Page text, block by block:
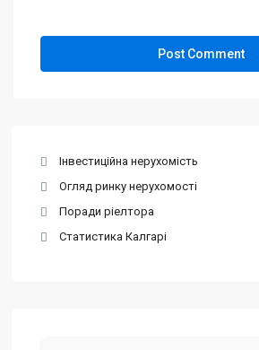
Інвестиційна нерухомість
Огляд ринку нерухомості
Поради ріелтора
Статистика Калгарі